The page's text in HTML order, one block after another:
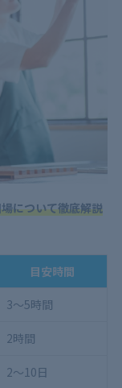
について徹底解説
目安時間
3〜5時間
2時間
2〜10日